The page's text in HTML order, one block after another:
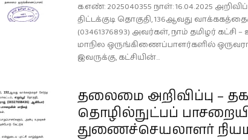
க.எண்: 2025040355 நாள்: 16.04.2025
திட்டக்குடி தொகுதி, 136ஆவது
(03461376893) அவர்கள், நாம் தமிழர்
மாநில ஒருங்கிணைப்பாளர்களில் ஒருவராக
இவருக்கு, கட்சியின்...
தலைமை அறிவிப்பு –
தொழில்நுட்பப்
துணைச்செயலாளர்